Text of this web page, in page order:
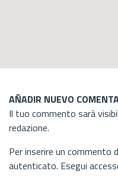
AÑADIR NUEVO
Il tuo commento sarà
redazione.
Per inserire un commento
autenticato. Esegui